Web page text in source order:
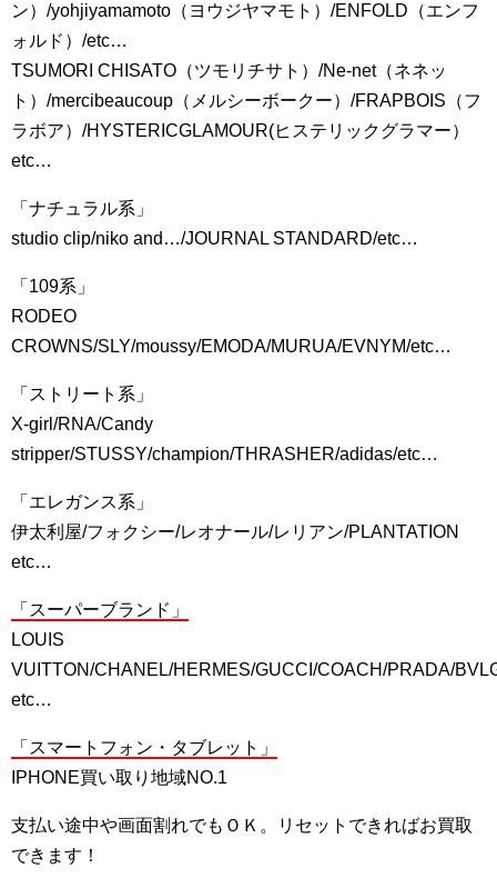
ン）/yohjiyamamoto（ヨウジヤマモト）/ENFOLD（エンフ
ォルド）/etc…
TSUMORI CHISATO（ツモリチサト）/Ne-net（ネネッ
ト）/mercibeaucoup（メルシーボークー）/FRAPBOIS（フ
ラボア）/HYSTERICGLAMOUR(ヒステリックグラマー）
etc…
「ナチュラル系」
studio clip/niko and…/JOURNAL STANDARD/etc…
「109系」
RODEO
CROWNS/SLY/moussy/EMODA/MURUA/EVNYM/etc…
「ストリート系」
X-girl/RNA/Candy
stripper/STUSSY/champion/THRASHER/adidas/etc…
「エレガンス系」
伊太利屋/フォクシー/レオナール/レリアン/PLANTATION
etc…
「スーパーブランド」
LOUIS
VUITTON/CHANEL/HERMES/GUCCI/COACH/PRADA/
etc…
「スマートフォン・タブレット」
IPHONE買い取り地域NO.1
支払い途中や画面割れでもＯＫ。リセットできればお買取
できます！